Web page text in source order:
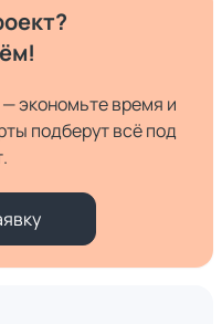
экономьте время и
подберут всё под